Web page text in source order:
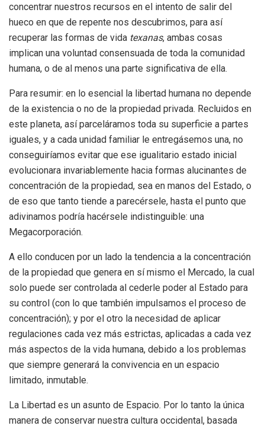
concentrar nuestros recursos en el intento de salir del
hueco en que de repente nos descubrimos, para así
recuperar las formas de vida texanas, ambas cosas
implican una voluntad consensuada de toda la comunidad
humana, o de al menos una parte significativa de ella.
Para resumir: en lo esencial la libertad humana no depende
de la existencia o no de la propiedad privada. Recluidos en
este planeta, así parceláramos toda su superficie a partes
iguales, y a cada unidad familiar le entregásemos una, no
conseguiríamos evitar que ese igualitario estado inicial
evolucionara invariablemente hacia formas alucinantes de
concentración de la propiedad, sea en manos del Estado, o
de eso que tanto tiende a parecérsele, hasta el punto que
adivinamos podría hacérsele indistinguible: una
Megacorporación.
A ello conducen por un lado la tendencia a la concentración
de la propiedad que genera en sí mismo el Mercado, la cual
solo puede ser controlada al cederle poder al Estado para
su control (con lo que también impulsamos el proceso de
concentración); y por el otro la necesidad de aplicar
regulaciones cada vez más estrictas, aplicadas a cada vez
más aspectos de la vida humana, debido a los problemas
que siempre generará la convivencia en un espacio
limitado, inmutable.
La Libertad es un asunto de Espacio. Por lo tanto la única
manera de conservar nuestra cultura occidental, basada